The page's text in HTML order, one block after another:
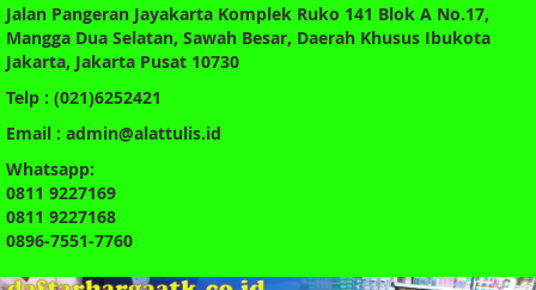
Jalan Pangeran Jayakarta Komplek Ruko 141 Blok A No.17,
Mangga Dua Selatan, Sawah Besar, Daerah Khusus Ibukota
Jakarta, Jakarta Pusat 10730
Telp : (021)6252421
Email : admin@alattulis.id
Whatsapp:
0811 9227169
0811 9227168
0896-7551-7760